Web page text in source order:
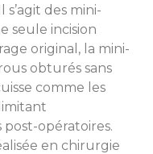
des mini-
seule incision
original, la mini-
obturés sans
comme les
opératoires.
en chirurgie